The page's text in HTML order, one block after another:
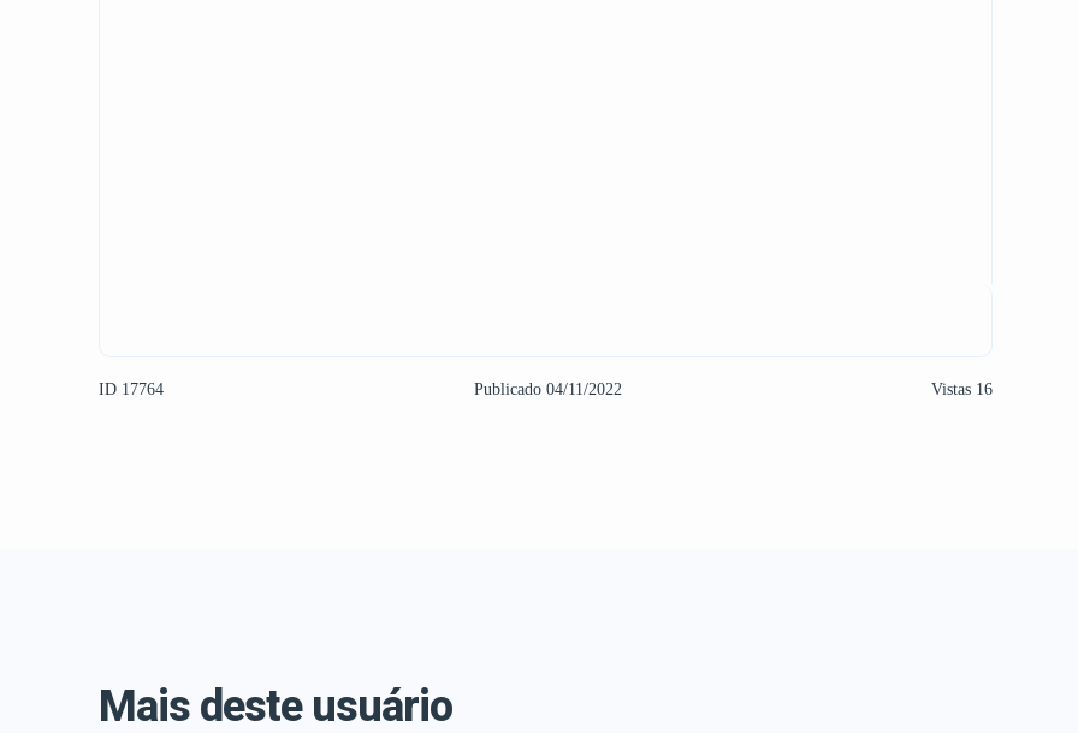
ID 17764 Publicado 04/11/2022 Vistas 16
Mais deste usuário